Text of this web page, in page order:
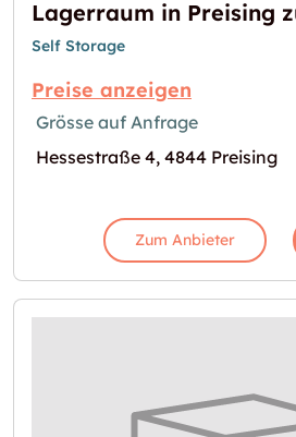
Lagerraum in Preising
Self Storage
Preise anzeigen
Grösse auf Anfrage
Hessestraße 4, 4844 Preising
Zum Anbieter